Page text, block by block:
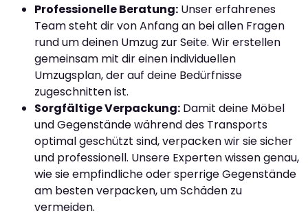
Professionelle Beratung: Unser erfahrenes
Team steht dir von Anfang an bei allen Fragen
rund um deinen Umzug zur Seite. Wir erstellen
gemeinsam mit dir einen individuellen
Umzugsplan, der auf deine Bedürfnisse
zugeschnitten ist.
Sorgfältige Verpackung: Damit deine Möbel
und Gegenstände während des Transports
optimal geschützt sind, verpacken wir sie sicher
und professionell. Unsere Experten wissen genau,
wie sie empfindliche oder sperrige Gegenstände
am besten verpacken, um Schäden zu
vermeiden.